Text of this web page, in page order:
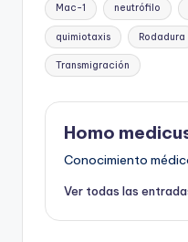
Mac-1 neutrófilo
quimiotaxis Rodadura
Transmigración
Homo
Conocimiento
Ver todas las